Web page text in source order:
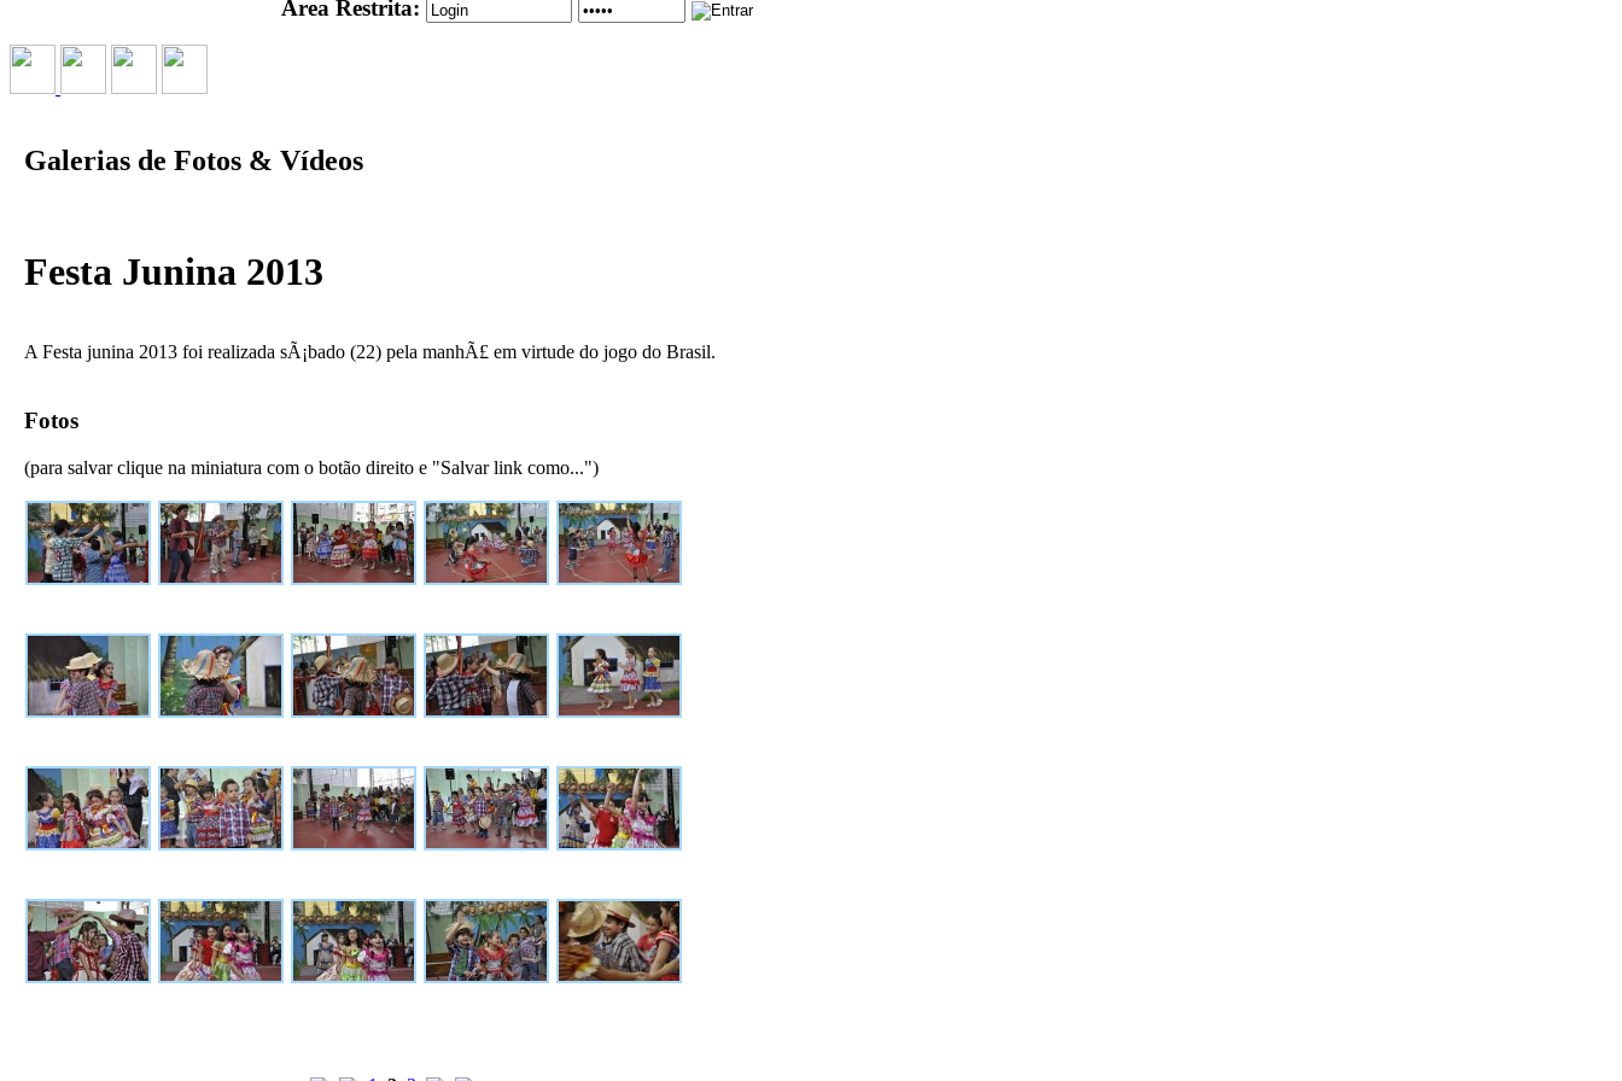
Área Restrita:
Galerias de Fotos & Vídeos
Festa Junina 2013
A Festa junina 2013 foi realizada sÃ¡bado (22) pela manhÃ£ em virtude do jogo do Brasil.
Fotos
(para salvar clique na miniatura com o botão direito e "Salvar link como...")